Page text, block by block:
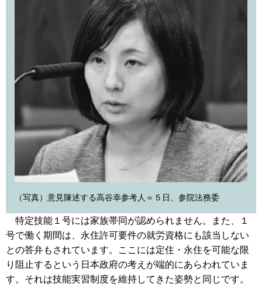
（写真）意見陳述する高谷幸参考人＝５日、参院法務委
特定技能１号には家族帯同が認められません。また、１
号で働く期間は、永住許可要件の就労資格にも該当しない
との答弁もされています。ここには定住・永住を可能な限
り阻止するという日本政府の考えが端的にあらわれていま
す。それは技能実習制度を維持してきた姿勢と同じです。